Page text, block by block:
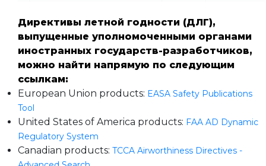
Директивы летной годности (ДЛГ),
выпущенные уполномоченными органами
иностранных государств-разработчиков,
можно найти напрямую по следующим
ссылкам:
European Union products: EASA Safety Publications
Tool
United States of America products: FAA AD Dynamic
Regulatory System
Canadian products: TCCA Airworthiness Directives -